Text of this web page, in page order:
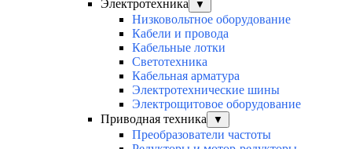
Электротехника ▼
Низковольтное оборудование
Кабели и провода
Кабельные лотки
Светотехника
Кабельная арматура
Электротехнические шины
Электрощитовое оборудование
Приводная техника
▼
Преобразователи частоты